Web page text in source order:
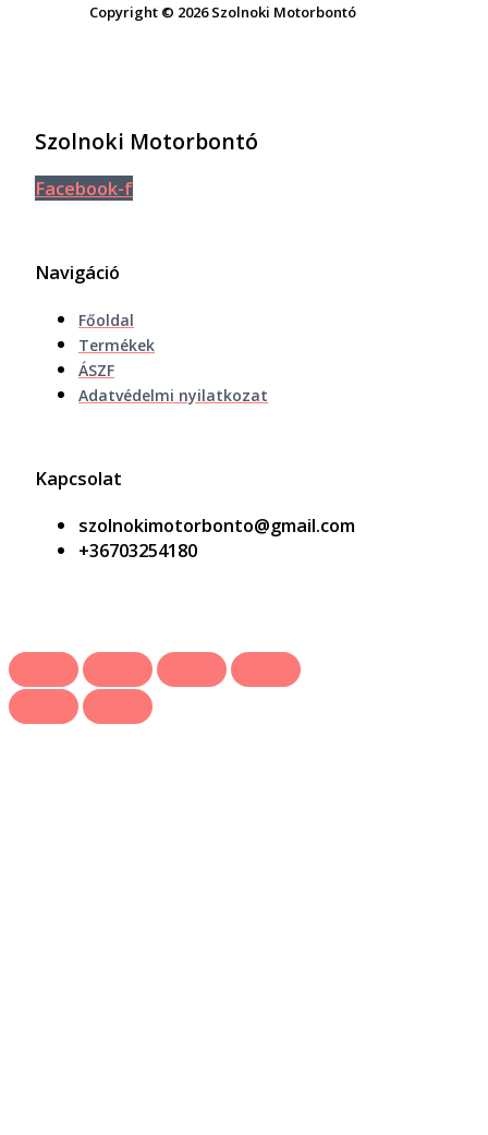
Copyright © 2026 Szolnoki Motorbontó
Szolnoki Motorbontó
Facebook-f
Navigáció
Főoldal
Termékek
ÁSZF
Adatvédelmi nyilatkozat
Kapcsolat
szolnokimotorbonto@gmail.com
+36703254180